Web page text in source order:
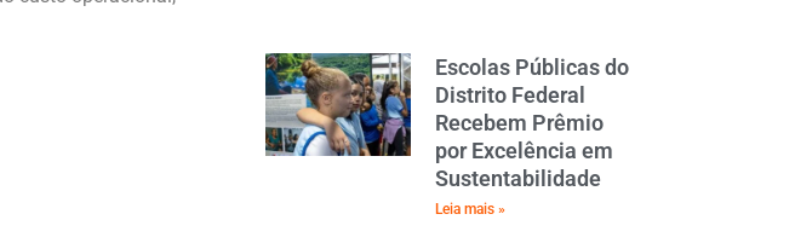
Escolas Públicas do
Distrito Federal
Recebem Prêmio
por Excelência em
Sustentabilidade
Leia mais »